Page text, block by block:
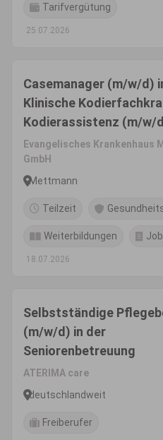
Tarifvergütung
25.07.2026
Casemanager (m/w/d)
Klinische
Kodierassistenz (m/w/
Evangelisches Krankenhaus
GmbH
Mettmann
Teilzeit
Weiterbildungen
18.07.2026
Selbstständige
(m/w/d) in der
Seniorenbetreuung
ATERIMA care
deutschlandweit
Freiberufer